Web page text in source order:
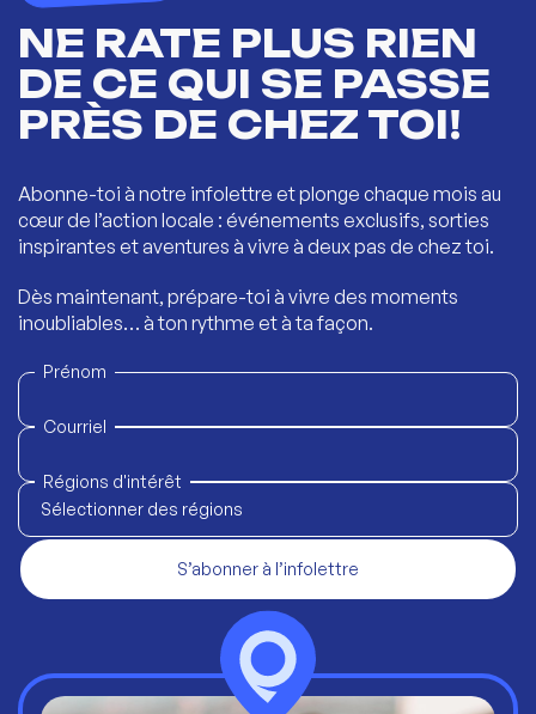
NE RATE PLUS RIEN
DE CE QUI SE PASSE
PRÈS DE CHEZ TOI!
Abonne-toi à notre infolettre et plonge chaque mois au
cœur de l’action locale : événements exclusifs, sorties
inspirantes et aventures à vivre à deux pas de chez toi.
Dès maintenant, prépare-toi à vivre des moments
inoubliables… à ton rythme et à ta façon.
Prénom
Courriel
Régions d'intérêt
Sélectionner des régions
S’abonner à l’infolettre